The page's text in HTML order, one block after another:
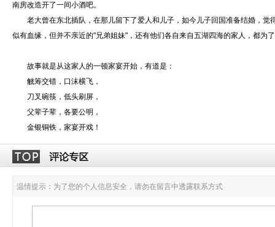
南房改造开了一间小酒吧。
老大曾在东北插队，在那儿留下了爱人和儿子，如今儿子回国准备结婚，觉
似有血缘，但并不亲近的"兄弟姐妹"，还有他们各自来自五湖四海的家人，都为
故事就是从这家人的一顿家宴开始，有道是：
觥筹交错，口沫横飞，
刀叉碗筷，低头刷屏，
父辈子辈，各要公明，
金银铜铁，家宴开戏！
温情提示：为了您的个人信息安全，请勿在留言中透露联系方式